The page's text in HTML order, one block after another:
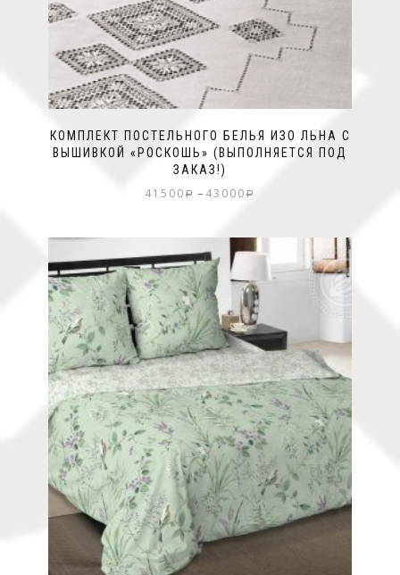
КОМПЛЕКТ ПОСТЕЛЬНОГО БЕЛЬЯ ИЗО ЛЬНА С
ВЫШИВКОЙ «РОСКОШЬ» (ВЫПОЛНЯЕТСЯ ПОД
ЗАКАЗ!)
41500 Р – 43000 Р